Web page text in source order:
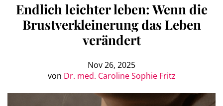
Endlich leichter leben: Wenn die
Brustverkleinerung das Leben
verändert
Nov 26, 2025
von Dr. med. Caroline Sophie Fritz